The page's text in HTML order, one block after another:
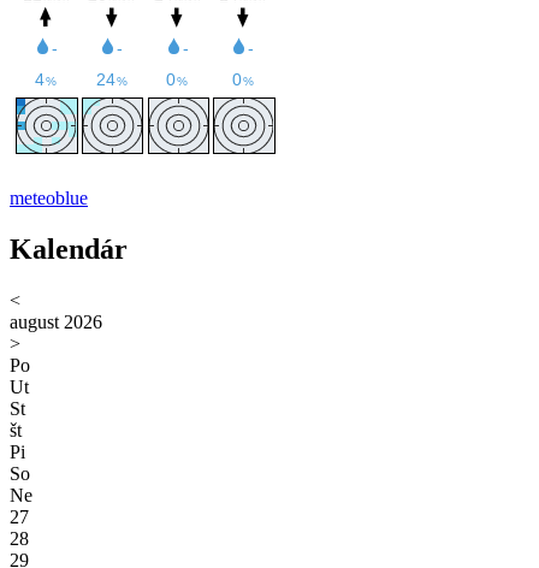
meteoblue
Kalendár
<
august 2026
>
Po
Ut
St
št
Pi
So
Ne
27
28
29